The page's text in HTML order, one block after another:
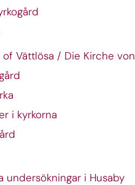
Vättlösa / Die Kirche
i kyrkorna
undersökningar i Husaby